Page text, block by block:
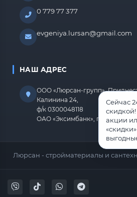
0 779 77 377
evgeniya.lursan@gmail.com
НАШ АДРЕС
ООО «Люрсан-групп»,
Калинина 24,
ф/к 0300048118
ОАО «Эксимбанк», г.Бендеры, р/
Люрсан - стройматериалы и
Сейчас
акции